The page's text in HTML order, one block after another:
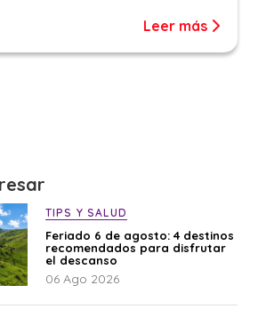
Leer más
TIPS Y SALUD
Feriado 6 de agosto: 4 destinos
recomendados para disfrutar
el descanso
06 Ago 2026